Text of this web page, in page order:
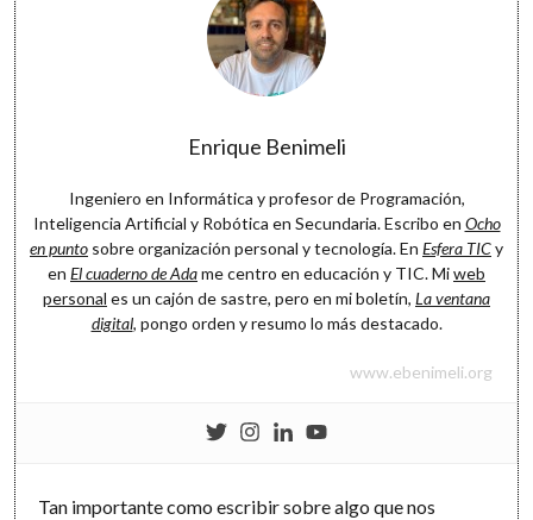
Enrique Benimeli
Ingeniero en Informática y profesor de Programación,
Inteligencia Artificial y Robótica en Secundaria. Escribo en Ocho
en punto sobre organización personal y tecnología. En Esfera TICy
en El cuaderno de Adame centro en educación y TIC. Miweb
personal es un cajón de sastre, pero en mi boletín, La ventana
digital, pongo orden y resumo lo más destacado.
www.ebenimeli.org
Tan importante como escribir sobre algo que nos